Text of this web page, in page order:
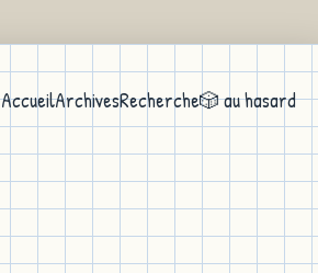
AccueilArchivesRecherche🎲 au hasard